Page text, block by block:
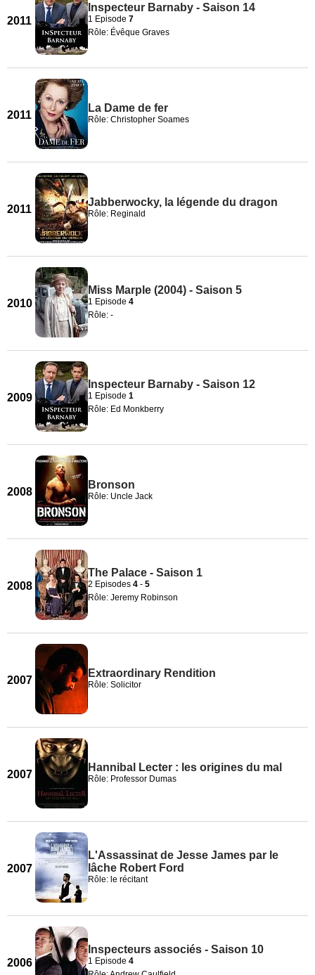
2011
Inspecteur Barnaby - Saison 14
1 Episode 7
Rôle: Évêque Graves
2011
La Dame de fer
Rôle: Christopher Soames
2011
Jabberwocky, la légende du dragon
Rôle: Reginald
2010
Miss Marple (2004) - Saison 5
1 Episode 4
Rôle: -
2009
Inspecteur Barnaby - Saison 12
1 Episode 1
Rôle: Ed Monkberry
2008
Bronson
Rôle: Uncle Jack
2008
The Palace - Saison 1
2 Episodes 4 - 5
Rôle: Jeremy Robinson
2007
Extraordinary Rendition
Rôle: Solicitor
2007
Hannibal Lecter : les origines du mal
Rôle: Professor Dumas
2007
L'Assassinat de Jesse James par le
lâche Robert Ford
Rôle: le récitant
2006
Inspecteurs associés - Saison 10
1 Episode 4